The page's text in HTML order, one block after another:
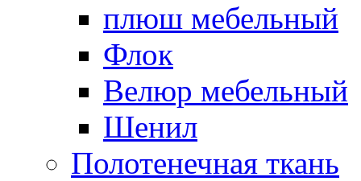
плюш мебельный
Флок
Велюр мебельный
Шенил
Полотенечная ткань